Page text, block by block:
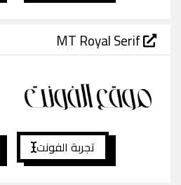
MT Royal Serif
تجربة الفونت